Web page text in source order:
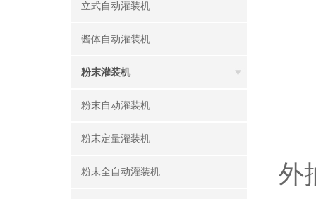
立式自动灌装机
酱体自动灌装机
粉末灌装机
粉末自动灌装机
粉末定量灌装机
粉末全自动灌装机
外